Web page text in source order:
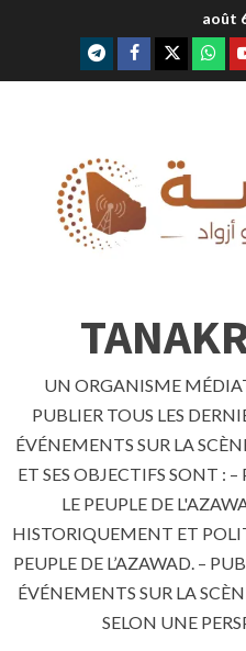
août
telegramfacebook
x
UN ORGANISME
PUBLIER TOUS LES
ÉVÉNEMENTS SUR LA
ET SES OBJECTIFS SONT :
LE PEUPLE DE
HISTORIQUEMENT ET
PEUPLE DE L’AZAWAD. –
ÉVÉNEMENTS SUR LA
SELON UNE